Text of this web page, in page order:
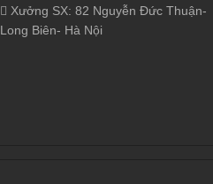
Xưởng SX: 82 Nguyễn Đức Thuận-
Long Biên- Hà Nội